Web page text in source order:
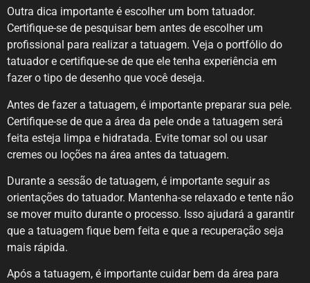
Outra dica importante é escolher um bom tatuador.
Certifique-se de pesquisar bem antes de escolher um
profissional para realizar a tatuagem. Veja o portfólio do
tatuador e certifique-se de que ele tenha experiência em
fazer o tipo de desenho que você deseja.
Antes de fazer a tatuagem, é importante preparar sua pele.
Certifique-se de que a área da pele onde a tatuagem será
feita esteja limpa e hidratada. Evite tomar sol ou usar
cremes ou loções na área antes da tatuagem.
Durante a sessão de tatuagem, é importante seguir as
orientações do tatuador. Mantenha-se relaxado e tente não
se mover muito durante o processo. Isso ajudará a garantir
que a tatuagem fique bem feita e que a recuperação seja
mais rápida.
Após a tatuagem, é importante cuidar bem da área para